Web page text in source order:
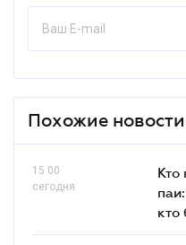
Похожие новости
15.00
сегодня
Кто
кто